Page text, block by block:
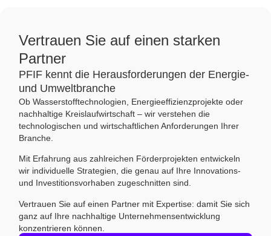
Vertrauen Sie auf einen starken
Partner
PFIF kennt die Herausforderungen der Energie-
und Umweltbranche
Ob Wasserstofftechnologien, Energieeffizienzprojekte oder
nachhaltige Kreislaufwirtschaft – wir verstehen die
technologischen und wirtschaftlichen Anforderungen Ihrer
Branche.
Mit Erfahrung aus zahlreichen Förderprojekten entwickeln
wir individuelle Strategien, die genau auf Ihre Innovations-
und Investitionsvorhaben zugeschnitten sind.
Vertrauen Sie auf einen Partner mit Expertise: damit Sie sich
ganz auf Ihre nachhaltige Unternehmensentwicklung
konzentrieren können.